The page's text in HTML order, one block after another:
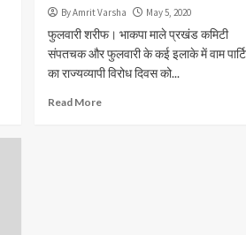
By Amrit Varsha May 5, 2020
फुलवारी शरीफ। भाकपा माले प्रखंड कमिटी
संपतचक और फुलवारी के कई इलाके में वाम
का राज्यव्यापी विरोध दिवस को...
Read More